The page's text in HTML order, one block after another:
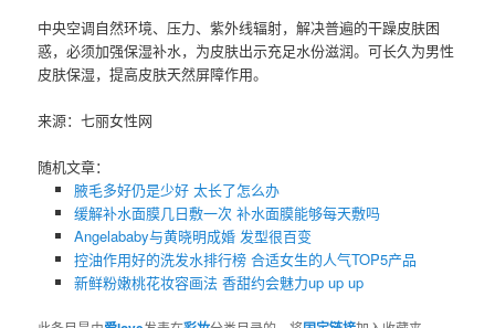
中央空调自然环境、压力、紫外线辐射，解决普遍的干躁皮肤困
惑，必须加强保湿补水，为皮肤出示充足水份滋润。可长久为男性
皮肤保湿，提高皮肤天然屏障作用。
来源：七丽女性网
随机文章：
腋毛多好仍是少好 太长了怎么办
缓解补水面膜几日敷一次 补水面膜能够每天敷吗
Angelababy与黄晓明成婚 发型很百变
控油作用好的洗发水排行榜 合适女生的人气TOP5产品
新鲜粉嫩桃花妆容画法 香甜约会魅力up up up